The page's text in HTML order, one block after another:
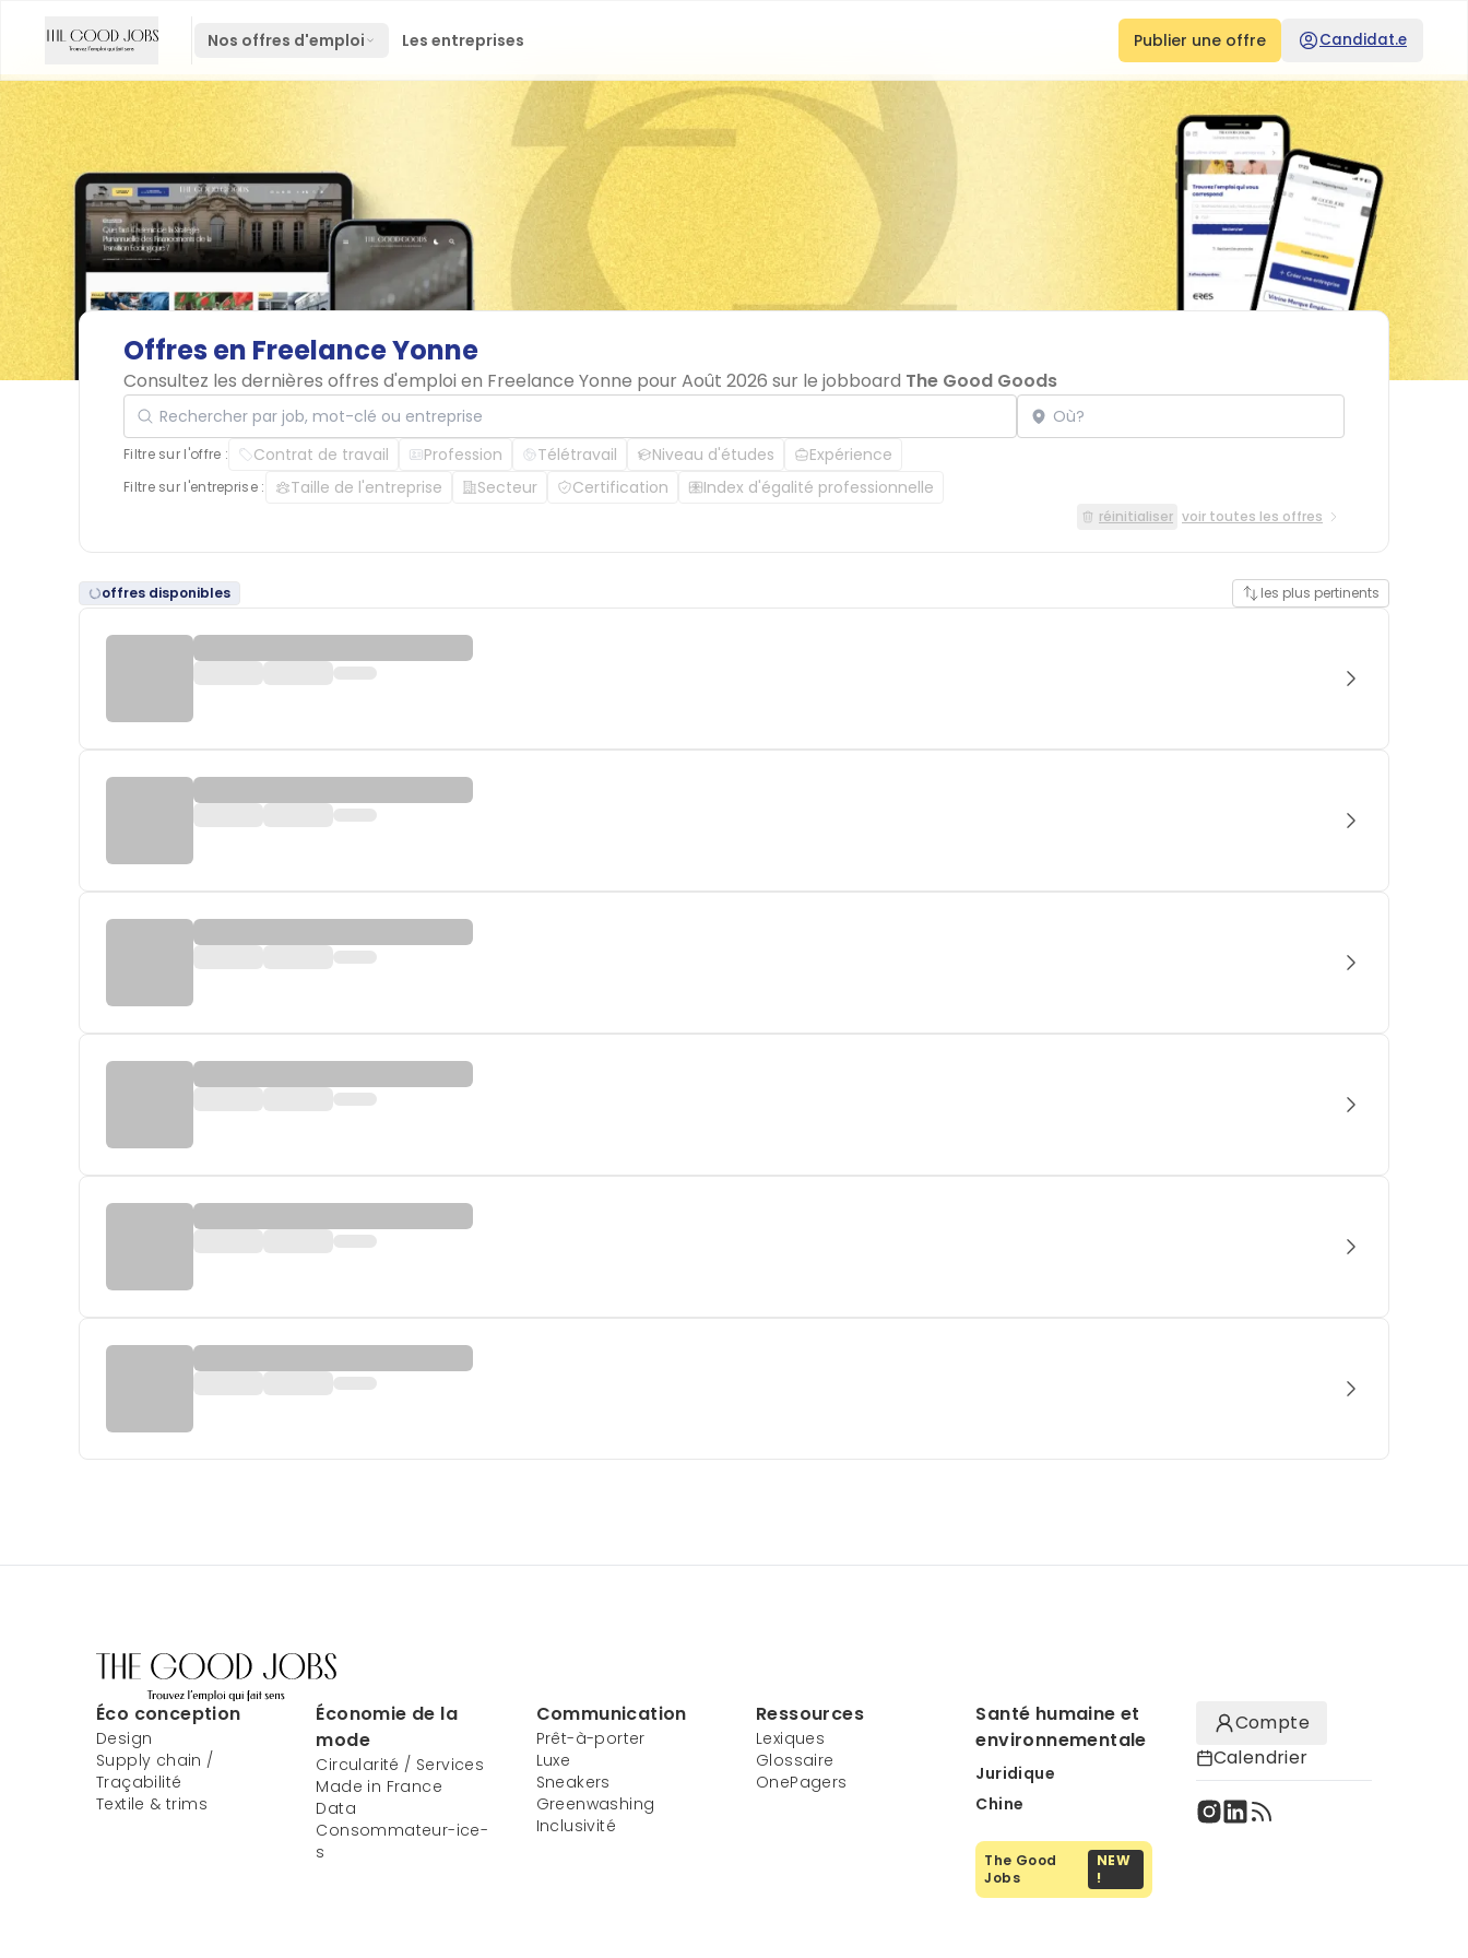
Nos offres d'emploi Les entreprises Publier une offre Candidat.e
Offres en FreelanceYonne
Consultez les dernières offres d'emploi en Freelance Yonne pour Août 2026 sur le jobboard The Good Goods
Rechercher par job, mot-clé ou entreprise Localisation
Filtre sur l'offre : Contrat de travail Profession Télétravail Niveau d'études Expérience
Filtre sur l'entreprise : Taille de l'entreprise Secteur Certification Index d'égalité professionnelle
réinitialiser voir toutes les offres
offres disponibles les plus pertinents
Éco conception
Design
Supply chain /
Traçabilité
Textile & trims
Économie de la
mode
Circularité / Services
Made in France
Data
Consommateur-ice-
s
Communication
Prêt-à-porter
Luxe
Sneakers
Greenwashing
Inclusivité
Ressources
Lexiques
Glossaire
OnePagers
Santé humaine et
environnementale
Juridique
Chine
The Good
Jobs
NEW
!
Compte
Calendrier